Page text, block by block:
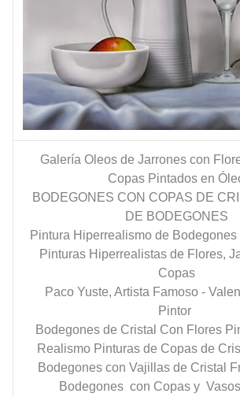
Galería Oleos de Jarrones con
Copas Pintados en
BODEGONES CON COPAS DE
DE BODEGONES
Pintura Hiperrealismo de
Pinturas Hiperrealistas de Flores,
Copas
Paco Yuste, Artista Famoso -
Pintor
Bodegones de Cristal Con Flores
Realismo Pinturas de Copas de
Bodegones con Vajillas de Cristal
Bodegones con Copas y